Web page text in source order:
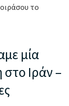
το
μία
στο Ιράν –